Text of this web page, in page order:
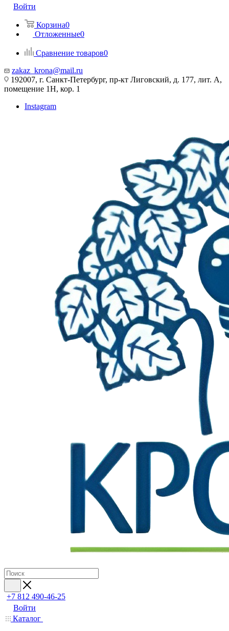
Войти
Корзина0
Отложенные0
Сравнение товаров0
zakaz_krona@mail.ru
192007, г. Санкт-Петербург, пр-кт Лиговский, д. 177, лит. А,
помещение 1Н, кор. 1
Instagram
+7 812 490-46-25
Войти
Каталог